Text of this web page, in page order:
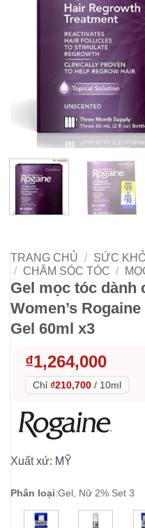
TRANG CHỦ / SỨC
/
CHĂM SÓC TÓC /
Gel mọc tóc dành
Women’s
Gel 60ml x3
₫1,264,000
Chỉ ₫210,700 / 10ml
Xuất xứ: MỸ
Phân loại:Gel, Nữ 2% Set 3